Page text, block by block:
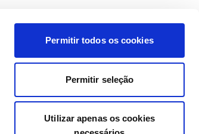
Permitir todos os cookies
Permitir seleção
Utilizar apenas os cookies